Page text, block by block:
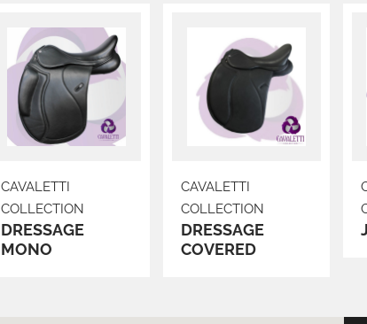
CAVALETTI
COLLECTION
DRESSAGE
MONO
CAVALETTI
COLLECTION
DRESSAGE
COVERED